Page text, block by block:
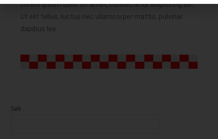
Lorem ipsum dolor sit amet, consectetur adipiscing elit.
Ut elit tellus, luctus nec ullamcorper mattis, pulvinar
dapibus leo.
Søk